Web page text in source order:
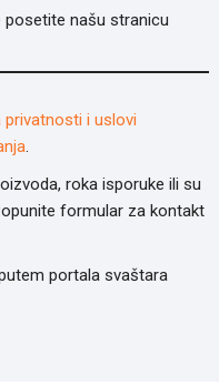
posetite našu stranicu
privatnosti i uslovi
roka isporuke ili su
formular za kontakt
portala svaštara